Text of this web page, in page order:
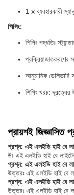
1 x ব্যবহারকারী
শিপিং:
শিপিং পদ্ধতিঃ
প্রক্রিয়াজাতকরণের
আনুমানিক ডেলিভারি
শিপিং খরচ: দূরত্বের
প্রায়শই জিজ্ঞাসিত
প্রশ্ন: এই এলইডি হাই বে
উঃ এই এলইডি হাই বে লাইটের
প্রশ্ন: এই এলইডি হাই বে
উত্তরঃ এই এলইডি হাই বে
প্রশ্ন: এই এলইডি হাই বে
উত্তরঃ এই এলইডি হাই বে